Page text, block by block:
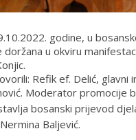
godine, u
u okviru
Refik ef. Delić,
Moderator promocije
bosanski prijevod
Baljević.